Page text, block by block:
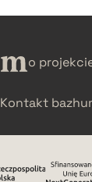
o
Kontakt